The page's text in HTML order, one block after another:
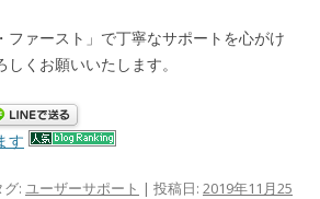
ファースト」で丁寧なサポートを心がけ
くお願いいたします。
す
グ: ユーザーサポート | 投稿日: 2019年11月25